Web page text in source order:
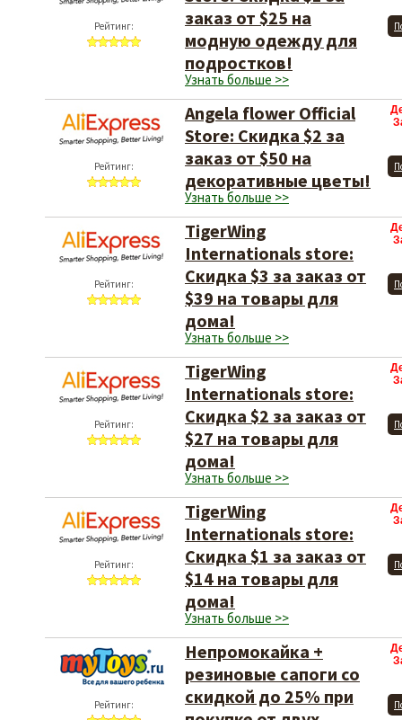
Рейтинг:
заказ от $25 на
модную одежду для
подростков!
Узнать больше >>
Рейтинг:
Angela flower Official
Store: Скидка $2 за
заказ от $50 на
декоративные цветы!
Узнать больше >>
Рейтинг:
TigerWing
Internationals store:
Скидка $3 за заказ от
$39 на товары для
дома!
Узнать больше >>
Рейтинг:
TigerWing
Internationals store:
Скидка $2 за заказ от
$27 на товары для
дома!
Узнать больше >>
Рейтинг:
TigerWing
Internationals store:
Скидка $1 за заказ от
$14 на товары для
дома!
Узнать больше >>
Рейтинг:
Непромокайка +
резиновые сапоги со
скидкой до 25% при